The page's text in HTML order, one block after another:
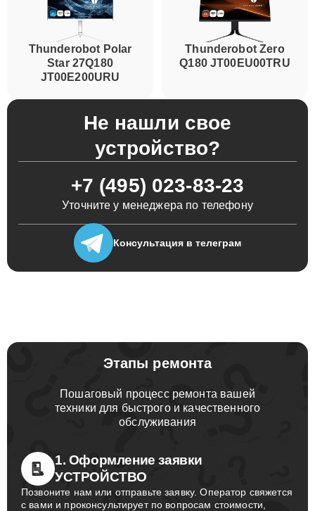
Thunderobot Polar
Star 27Q180
JT00E200URU
Thunderobot Zero
Q180 JT00EU00TRU
Не нашли свое
устройство?
+7 (495) 023-83-23
Уточните у менеджера по телефону
Консультация в телеграм
Этапы ремонта
Пошаговый процесс ремонта вашей
техники для быстрого и качественного
обслуживания
1. Оформление заявки
УСТРОЙСТВО
Позвоните нам или отправьте заявку. Оператор свяжется
с вами и проконсультирует по вопросам стоимости,